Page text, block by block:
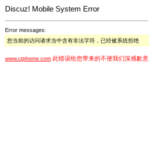
Discuz! Mobile System Error
Error messages:
您当前的访问请求当中含有非法字符，已经被系统拒绝
www.ctphome.com 此错误给您带来的不便我们深感歉意